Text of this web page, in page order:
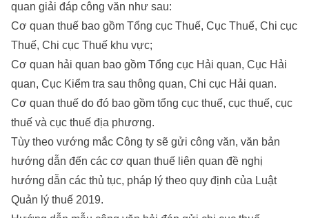
quan giải đáp công văn như sau:
Cơ quan thuế bao gồm Tổng cục Thuế, Cục Thuế, Chi cục
Thuế, Chi cục Thuế khu vực;
Cơ quan hải quan bao gồm Tổng cục Hải quan, Cục Hải
quan, Cục Kiểm tra sau thông quan, Chi cục Hải quan.
Cơ quan thuế do đó bao gồm tổng cục thuế, cục thuế, cục
thuế và cục thuế địa phương.
Tùy theo vướng mắc Công ty sẽ gửi công văn, văn bản
hướng dẫn đến các cơ quan thuế liên quan đề nghị
hướng dẫn các thủ tục, pháp lý theo quy định của Luật
Quản lý thuế 2019.